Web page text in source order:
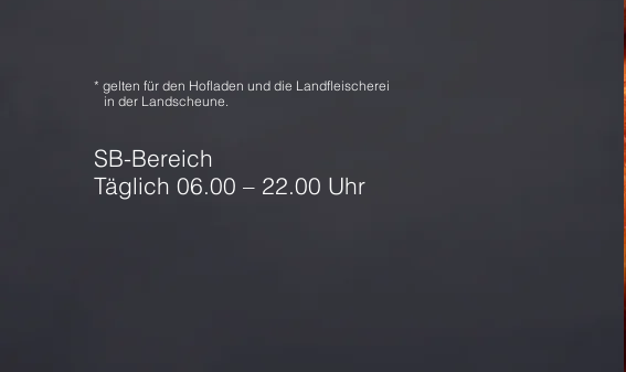
* gelten für den Hofladen und die Landfleischerei
in der Landscheune.
SB-Bereich
Täglich 06.00 – 22.00 Uhr